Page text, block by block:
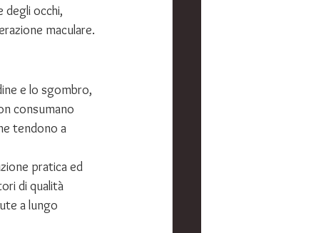
degli occhi,
maculare.
e lo sgombro,
consumano
tendono a
pratica ed
di qualità
a lungo